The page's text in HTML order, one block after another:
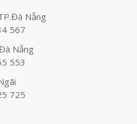
khung hình chân thực, sống động
Nẵng
567
Nẵng
553
725